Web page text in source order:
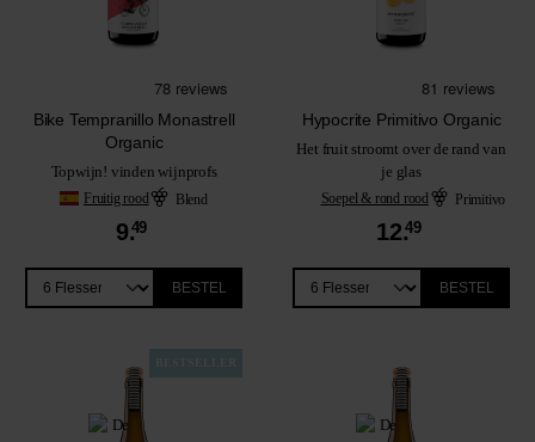
Bike Tempranillo Monastrell
Organic
Topwijn! vinden wijnprofs
Fruitig rood Blend
9.49
BESTEL
Hypocrite Primitivo Organic
Het fruit stroomt over de rand van
je glas
Soepel & rond rood Primitivo
12.49
BESTEL